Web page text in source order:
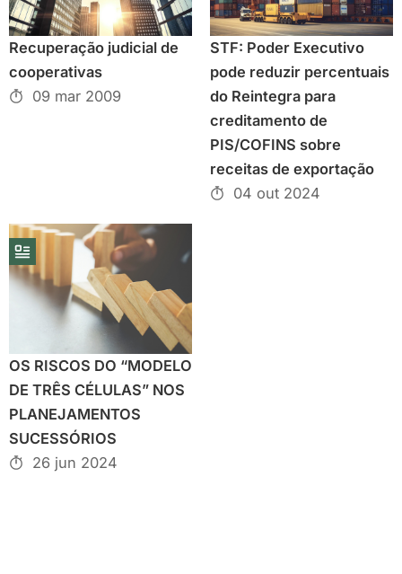
Recuperação judicial de
cooperativas
09 mar 2009
STF: Poder Executivo
pode reduzir percentuais
do Reintegra para
creditamento de
PIS/COFINS sobre
receitas de exportação
04 out 2024
OS RISCOS DO “MODELO
DE TRÊS CÉLULAS” NOS
PLANEJAMENTOS
SUCESSÓRIOS
26 jun 2024